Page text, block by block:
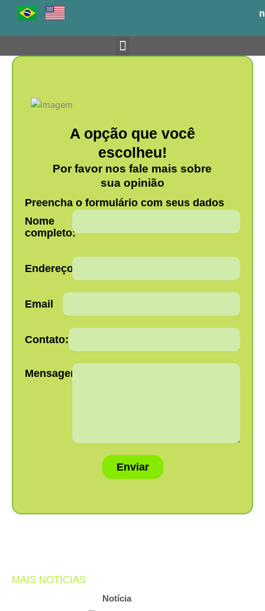
o
A opção que você
escolheu!
Por favor nos fale mais sobre
sua opinião
Preencha o formulário com seus dados
Nome
completo:
Endereço:
Email
Contato:
Mensagem:
Enviar
MAIS NOTÍCIAS
Notícia